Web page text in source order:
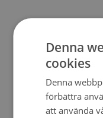
♦
Tjocklek:1,6 mm.
Högt motstånd mot
Mattor är inte
Denna
cookies
Denna
förbättra
att använda